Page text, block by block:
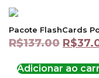
Pacote FlashCards
R$137.00 R$
Adicionar ao